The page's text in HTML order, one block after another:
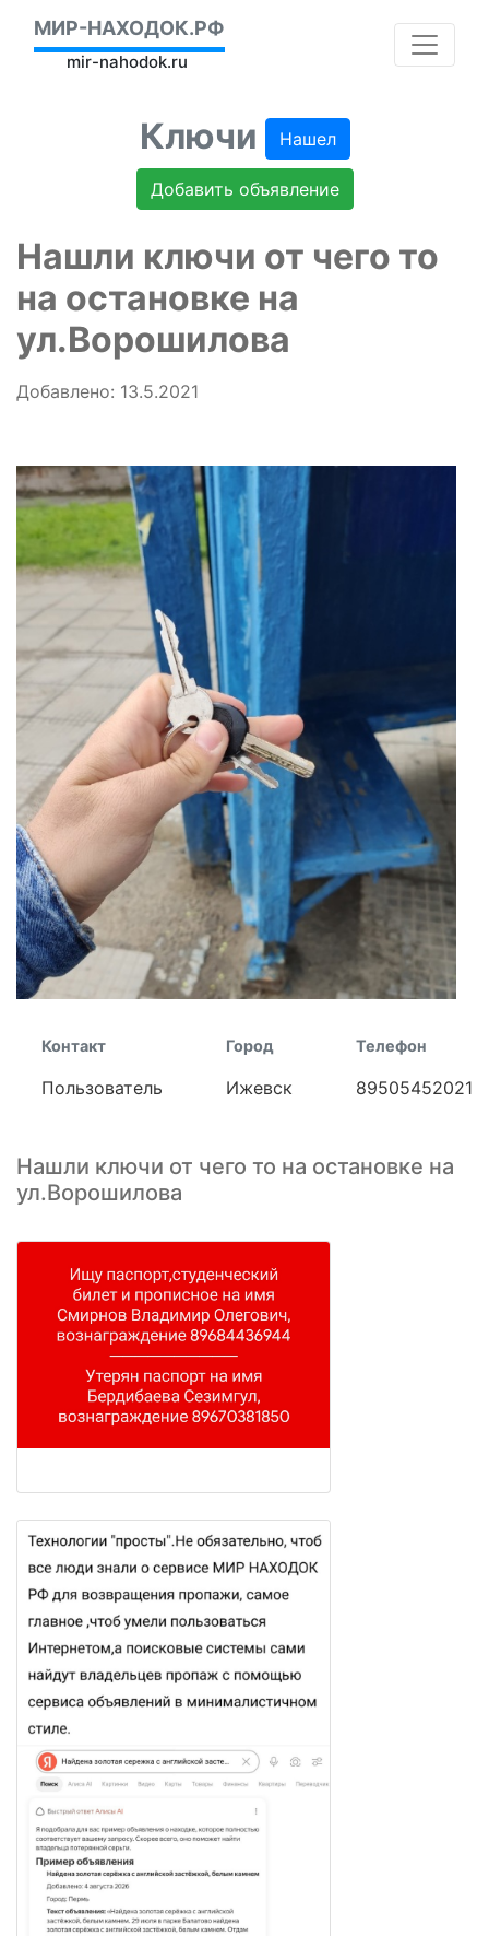
МИР-НАХОДОК.РФ
mir-nahodok.ru
Ключи Нашел
Добавить объявление
Нашли ключи от чего то
на остановке на
ул.Ворошилова
Добавлено: 13.5.2021
Контакт
Пользователь
Город
Ижевск
Телефон
89505452021
Нашли ключи от чего то на остановке на
ул.Ворошилова